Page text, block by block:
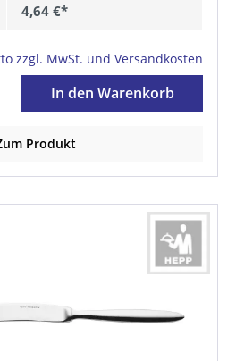
4,64 €*
zzgl. MwSt. und Versandkosten
In den Warenkorb
Produkt